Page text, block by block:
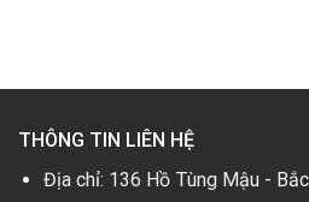
THÔNG TIN LIÊN HỆ
Địa chỉ: 136 Hồ Tùng Mậu -